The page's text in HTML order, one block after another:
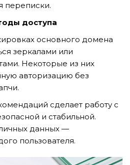
переписки.
доступа
основного домена
зеркалами или
Некоторые из них
авторизацию без
сделает работу с
и стабильной.
данных —
пользователя.